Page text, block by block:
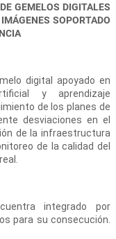
GEMELOS DIGITALES
SOPORTADO
digital apoyado en
y aprendizaje
de los planes de
desviaciones en el
de la infraestructura
de la calidad del
integrado por
para su consecución.